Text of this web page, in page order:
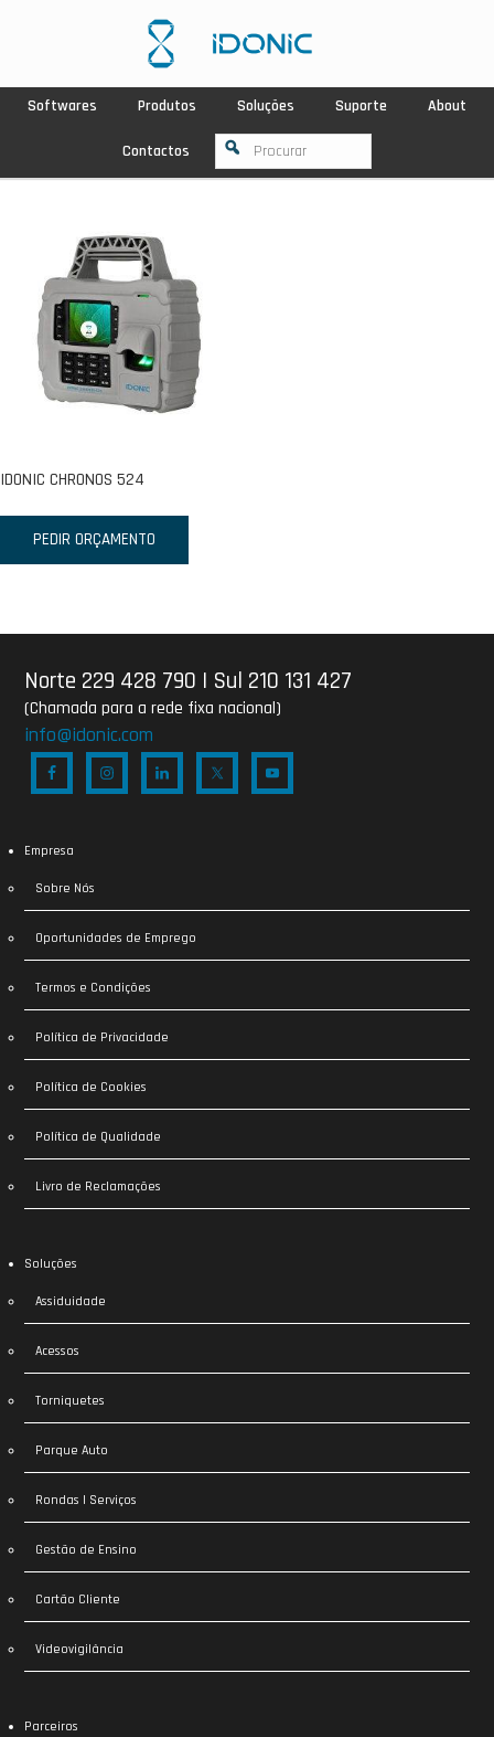
Softwares Produtos Soluções Suporte About
Contactos
IDONIC CHRONOS 524
PEDIR ORÇAMENTO
Norte 229 428 790 | Sul 210 131 427
(Chamada para a rede fixa nacional)
info@idonic.com
Empresa
Sobre Nós
Oportunidades de Emprego
Termos e Condições
Política de Privacidade
Política de Cookies
Política de Qualidade
Livro de Reclamações
Soluções
Assiduidade
Acessos
Torniquetes
Parque Auto
Rondas | Serviços
Gestão de Ensino
Cartão Cliente
Videovigilância
Parceiros